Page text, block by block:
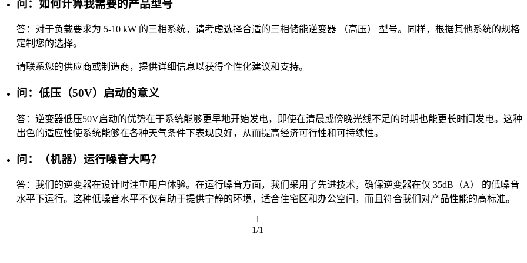
问：如何计算我需要的产品型号
答：对于负载要求为 5-10 kW 的三相系统，请考虑选择合适的三相储能逆变器 （高压） 型号。同样，根据其他系统的规格
定制您的选择。
请联系您的供应商或制造商，提供详细信息以获得个性化建议和支持。
问：低压（50V）启动的意义
答：逆变器低压50V启动的优势在于系统能够更早地开始发电，即使在清晨或傍晚光线不足的时期也能更长时间发电。这种
出色的适应性使系统能够在各种天气条件下表现良好，从而提高经济可行性和可持续性。
问：（机器）运行噪音大吗？
答：我们的逆变器在设计时注重用户体验。在运行噪音方面，我们采用了先进技术，确保逆变器在仅 35dB（A） 的低噪音
水平下运行。这种低噪音水平不仅有助于提供宁静的环境，适合住宅区和办公空间，而且符合我们对产品性能的高标准。
1
1/1